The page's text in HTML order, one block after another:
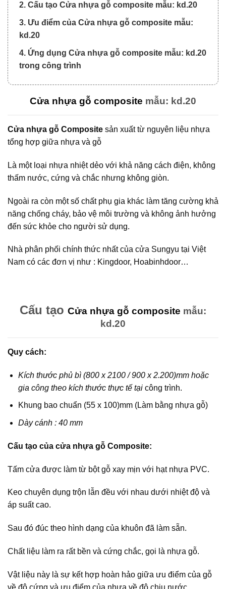
2. Cấu tạo Cửa nhựa gỗ composite mẫu: kd.20
3. Ưu điểm của Cửa nhựa gỗ composite mẫu:
kd.20
4. Ứng dụng Cửa nhựa gỗ composite mẫu: kd.20
trong công trình
Cửa nhựa gỗ composite mẫu: kd.20
Cửa nhựa gỗ Composite sản xuất từ nguyên liệu nhựa
tổng hợp giữa nhựa và gỗ
Là một loại nhựa nhiệt dẻo với khả năng cách điện, không
thấm nước, cứng và chắc nhưng không giòn.
Ngoài ra còn một số chất phụ gia khác làm tăng cường khả
năng chống cháy, bảo vệ môi trường và không ảnh hưởng
đến sức khỏe cho người sử dụng.
Nhà phân phối chính thức nhất của cửa Sungyu tại Việt
Nam có các đơn vị như : Kingdoor, Hoabinhdoor…
Cấu tạo Cửa nhựa gỗ composite mẫu:
kd.20
Quy cách:
Kích thước phủ bì (800 x 2100 / 900 x 2.200)mm hoặc
gia công theo kích thước thực tế tại công trình.
Khung bao chuẩn (55 x 100)mm (Làm bằng nhựa gỗ)
Dày cánh : 40 mm
Cấu tạo của cửa nhựa gỗ Composite:
Tấm cửa được làm từ bột gỗ xay mịn với hạt nhựa PVC.
Keo chuyên dụng trộn lẫn đều với nhau dưới nhiệt độ và
áp suất cao.
Sau đó đúc theo hình dạng của khuôn đã làm sẵn.
Chất liệu làm ra rất bền và cứng chắc, gọi là nhựa gỗ.
Vật liệu này là sự kết hợp hoàn hảo giữa ưu điểm của gỗ
về độ cứng và ưu điểm của nhựa về độ chịu nước.